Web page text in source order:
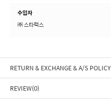
수입자
㈜ 스타럭스
RETURN & EXCHANGE & A/S POLICY
REVIEW(0)